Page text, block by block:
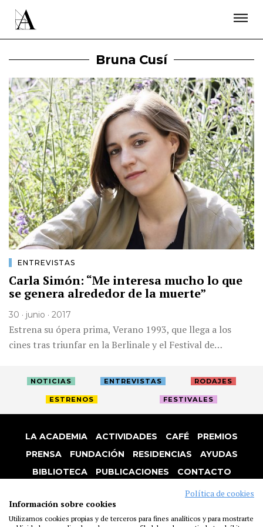
Bruna Cusí
ENTREVISTAS
Carla Simón: “Me interesa mucho lo que
se genera alrededor de la muerte”
30 · junio · 2017
Estrena su ópera prima, Verano 1993, que llega a los
cines tras triunfar en la Berlinale y el Festival de…
NOTICIAS ENTREVISTAS RODAJES
ESTRENOS FESTIVALES
LA ACADEMIA ACTIVIDADES CAFÉ
PREMIOS
PRENSA
FUNDACIÓN RESIDENCIAS
AYUDAS
BIBLIOTECA
PUBLICACIONES
CONTACTO
COOKIES
ÚNETE A LA ACADEMIA DE CINE
PRENSA
NEWSLETTER
Política de cookies
Información sobre cookies
Utilizamos cookies propias y de terceros para fines analíticos y para mostrarte